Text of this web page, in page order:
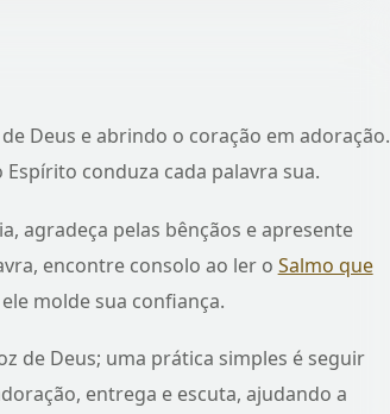
Deus e abrindo o coração em adoração.
conduza cada palavra sua.
agradeça pelas bênçãos e apresente
encontre consolo ao ler o Salmo que
molde sua confiança.
de Deus; uma prática simples é seguir
entrega e escuta, ajudando a